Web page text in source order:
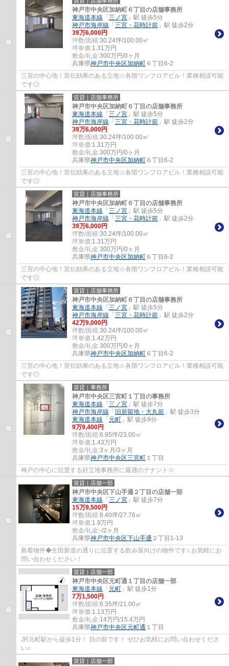
神戸市中央区加納町６丁目の店舗事務所
東海道本線 「 三ノ宮 」駅 徒歩5分
神戸市海岸線 「 三宮・花時計前 」駅 徒歩2分
39万6,000円
坪数/面積:30.24坪/100.00㎡
坪単価:1.31万円
敷金/礼金:300万円/0ヶ月
兵庫県神戸市中央区加納町 ６丁目6-2
三宮の中心地！宣伝効果のある立地☆各階ワンフロアビル！業種相談可能
です◎
賃貸｜店舗事務所
神戸市中央区加納町６丁目の店舗事務所
東海道本線 「 三ノ宮 」駅 徒歩5分
神戸市海岸線 「 三宮・花時計前 」駅 徒歩2分
39万6,000円
坪数/面積:30.24坪/100.00㎡
坪単価:1.31万円
敷金/礼金:300万円/0ヶ月
兵庫県神戸市中央区加納町 ６丁目6-2
三宮の中心地！宣伝効果のある立地☆各階ワンフロアビル！業種相談可能
です◎
賃貸｜店舗事務所
神戸市中央区加納町６丁目の店舗事務所
東海道本線 「 三ノ宮 」駅 徒歩5分
神戸市海岸線 「 三宮・花時計前 」駅 徒歩2分
39万6,000円
坪数/面積:30.24坪/100.00㎡
坪単価:1.31万円
敷金/礼金:300万円/0ヶ月
兵庫県神戸市中央区加納町 ６丁目6-2
三宮の中心地！宣伝効果のある立地☆各階ワンフロアビル！業種相談可能
です◎
賃貸｜店舗事務所
神戸市中央区加納町６丁目の店舗事務所
東海道本線 「 三ノ宮 」駅 徒歩5分
神戸市海岸線 「 三宮・花時計前 」駅 徒歩2分
42万9,000円
坪数/面積:30.24坪/100.00㎡
坪単価:1.42万円
敷金/礼金:300万円/0ヶ月
兵庫県神戸市中央区加納町 ６丁目6-2
三宮の中心地！宣伝効果のある立地☆各階ワンフロアビル！業種相談可能
です◎
賃貸｜事務所
神戸市中央区三宮町１丁目の事務所
東海道本線 「 三ノ宮 」駅 徒歩7分
神戸市海岸線 「 旧居留地・大丸前 」駅 徒歩3分
東海道本線 「 元町 」駅 徒歩9分
9万9,400円
坪数/面積:6.95坪/23.00㎡
坪単価:1.43万円
敷金/礼金:3ヶ月/3ヶ月
兵庫県神戸市中央区三宮町 １丁目
神戸の中心に位置する好立地事務所に最適のテナント☆
賃貸｜店舗一部
神戸市中央区下山手通２丁目の店舗一部
東海道本線 「 三ノ宮 」駅 徒歩7分
15万9,500円
坪数/面積:8.40坪/27.76㎡
坪単価:1.9万円
敷金/礼金:-/2ヶ月
兵庫県神戸市中央区下山手通 ２丁目1-13
新着物件◆生田新道の通りに位置する飲み屋向けの物件です♪ お気軽にお
問い合わせください！
賃貸｜店舗一部
神戸市中央区元町通１丁目の店舗一部
東海道本線 「 元町 」駅 徒歩1分
7万1,500円
坪数/面積:6.35坪/21.00㎡
坪単価:1.13万円
敷金/礼金:14万円/15.4万円
兵庫県神戸市中央区元町通 １丁目
JR元町駅から徒歩1分！ 目の前です！ ぜひお気軽にお問い合わせくださ
い♪
賃貸｜店舗一部